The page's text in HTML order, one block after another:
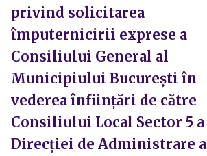
privind solicitarea
împuternicirii exprese a
Consiliului General al
Municipiului București în
vederea înființări de către
Consiliului Local Sector 5 a
Direcției de Administrare a